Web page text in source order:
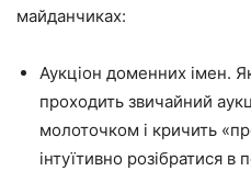
майданчиках:
Аукціон доменних імен.
проходить звичайний
молоточком і кричить
інтуїтивно розібратися в